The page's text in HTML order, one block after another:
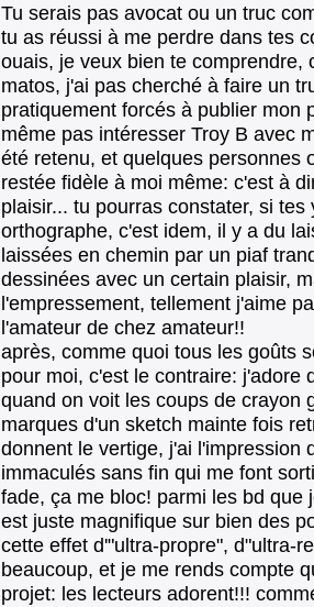
Tu serais pas avocat ou un truc
tu as réussi à me perdre dans tes
ouais, je veux bien te comprendre,
matos, j'ai pas cherché à faire un
pratiquement forcés à publier mon
même pas intéresser Troy B avec
été retenu, et quelques personnes
restée fidèle à moi même: c'est à
plaisir... tu pourras constater, si
orthographe, c'est idem, il y a du
laissées en chemin par un piaf
dessinées avec un certain plaisir,
l'empressement, tellement j'aime
l'amateur de chez amateur!!
après, comme quoi tous les goûts
pour moi, c'est le contraire:
quand on voit les coups de crayon
marques d'un sketch mainte fois
donnent le vertige, j'ai l'impression
immaculés sans fin qui me font
fade, ça me bloc! parmi les bd
est juste magnifique sur bien des
cette effet d'"ultra-propre", d"ultra-
beaucoup, et je me rends compte
projet: les lecteurs adorent!!!